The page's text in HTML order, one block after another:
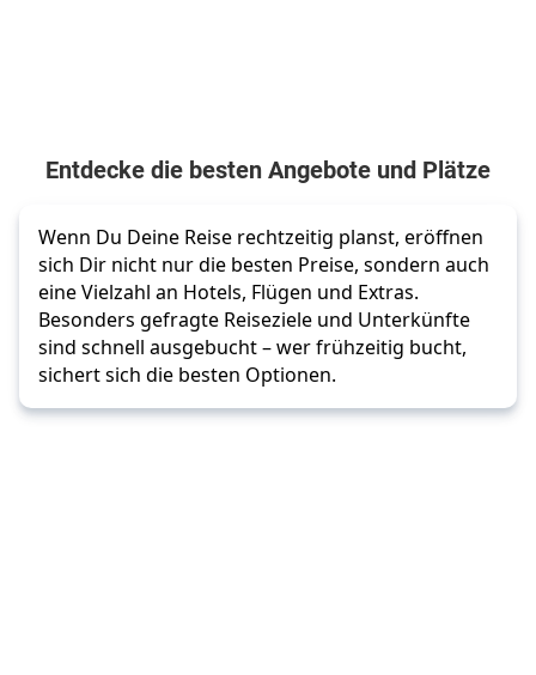
Entdecke die besten Angebote und Plätze
Wenn Du Deine Reise rechtzeitig planst, eröffnen
sich Dir nicht nur die besten Preise, sondern auch
eine Vielzahl an Hotels, Flügen und Extras.
Besonders gefragte Reiseziele und Unterkünfte
sind schnell ausgebucht – wer frühzeitig bucht,
sichert sich die besten Optionen.